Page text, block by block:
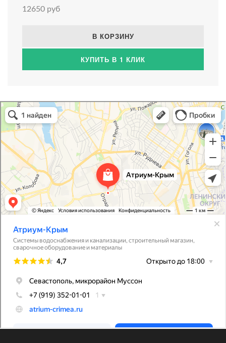
12650 руб
В КОРЗИНУ
КУПИТЬ В 1 КЛИК
Атриум-Крым
Системы водоснабжения, отопления, канализации в Севастополе
Снабжение строительных объектов в Севастополе